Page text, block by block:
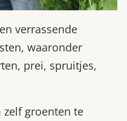
verrassende
waaronder
prei, spruitjes,
groenten te